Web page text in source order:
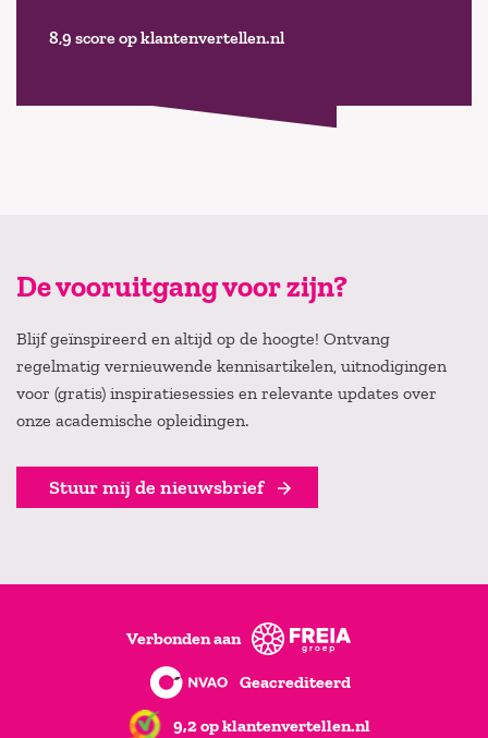
8,9 score op klantenvertellen.nl
De vooruitgang voor zijn?
Blijf geïnspireerd en altijd op de hoogte! Ontvang
regelmatig vernieuwende kennisartikelen, uitnodigingen
voor (gratis) inspiratiesessies en relevante updates over
onze academische opleidingen.
Stuur mij de nieuwsbrief
Verbonden aan
Geacrediteerd
9,2 op klantenvertellen.nl